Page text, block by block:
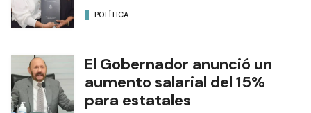
POLÍTICA
El Gobernador anunció un
aumento salarial del 15%
para estatales